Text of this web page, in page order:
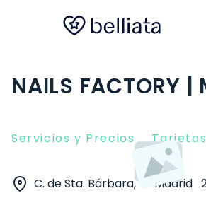
NAILS FACTORY |
Servicios y Precios
C. de Sta. Bárbara, 7 Madrid